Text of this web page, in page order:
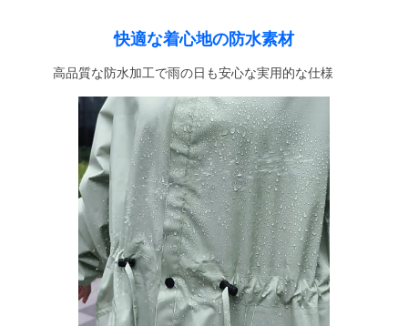
快適な着心地の防水素材
高品質な防水加工で雨の日も安心な実用的な仕様